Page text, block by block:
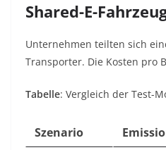
Shared-E-
Unternehmen teilten sich
Transporter. Die Kosten pro
Tabelle: Vergleich der Test-
Szenario